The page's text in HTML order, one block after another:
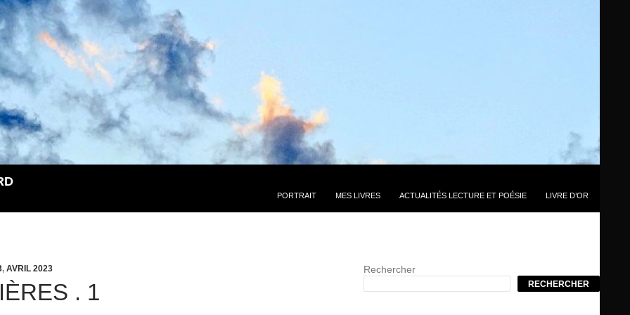
PORTRAIT MES LIVRES ACTUALITÉS LECTURE ET POÉSIE LIVRE D’OR
, AVRIL 2023
. 1
Rechercher
RECHERCHER